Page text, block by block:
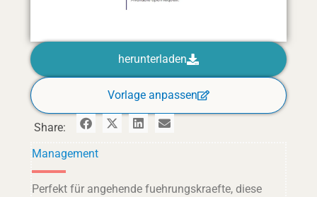
herunterladen
Vorlage anpassen
Share:
Management
Perfekt für angehende fuehrungskraefte, diese